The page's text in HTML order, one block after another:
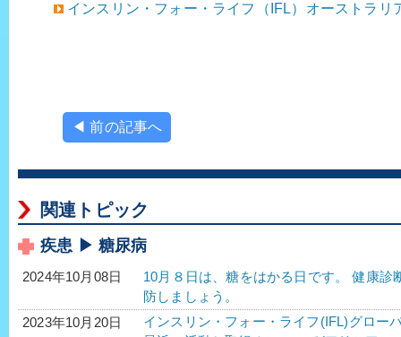
インスリン・フォー・ライフ（IFL）オーストラリ
◀ 前の記事へ
関連トピック
疾患 ▶ 糖尿病
2024年10月08日
10月８日は、糖をはかる日です。 健康
防しましょう。
2023年10月20日
インスリン・フォー・ライフ(IFL)グロー